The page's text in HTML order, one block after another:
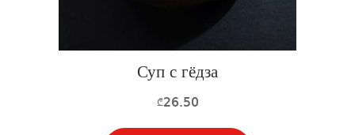
Суп с гёдза
₾26.50